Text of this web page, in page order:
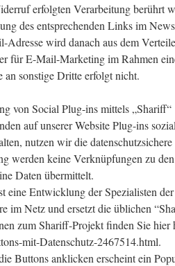
erfolgten Verarbeitung berührt
des entsprechenden Links im
Adresse wird danach aus dem
für E-Mail-Marketing im Rahmen
an sonstige Dritte erfolgt nicht.
von Social Plug-ins mittels „Shariff“
auf unserer Website Plug-ins
nutzen wir die
werden keine Verknüpfungen zu
Daten übermittelt.
eine Entwicklung der Spezialisten
im Netz und ersetzt die üblichen
zum Shariff-Projekt finden Sie
mit-Datenschutz-2467514.html.
Buttons anklicken erscheint ein